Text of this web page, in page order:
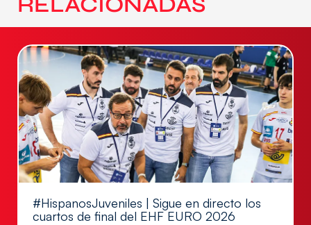
#HispanosJuveniles | Sigue en directo los
cuartos de final del EHF EURO 2026